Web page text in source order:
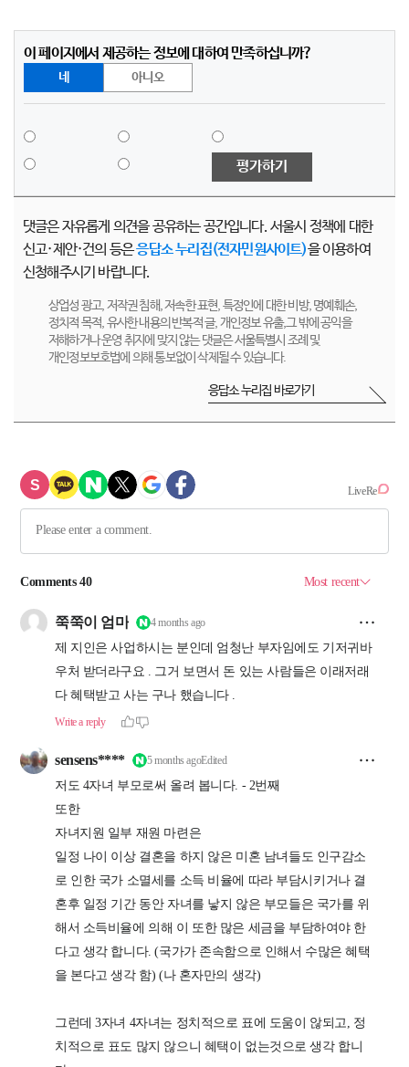
이 페이지에서 제공하는 정보에 대하여 만족하십니까?
네 아니오
평가하기
댓글은 자유롭게 의견을 공유하는 공간입니다. 서울시 정책에 대한
신고·제안·건의 등은응답소 누리집(전자민원사이트)을 이용하여
신청해주시기 바랍니다.
상업성 광고, 저작권 침해, 저속한 표현, 특정인에 대한 비방, 명예훼손,
정치적 목적, 유사한 내용의 반복적 글, 개인정보 유출,그 밖에 공익을
저해하거나 운영 취지에 맞지 않는 댓글은 서울특별시 조례 및
개인정보보호법에 의해 통보없이 삭제될 수 있습니다.
응답소 누리집 바로가기